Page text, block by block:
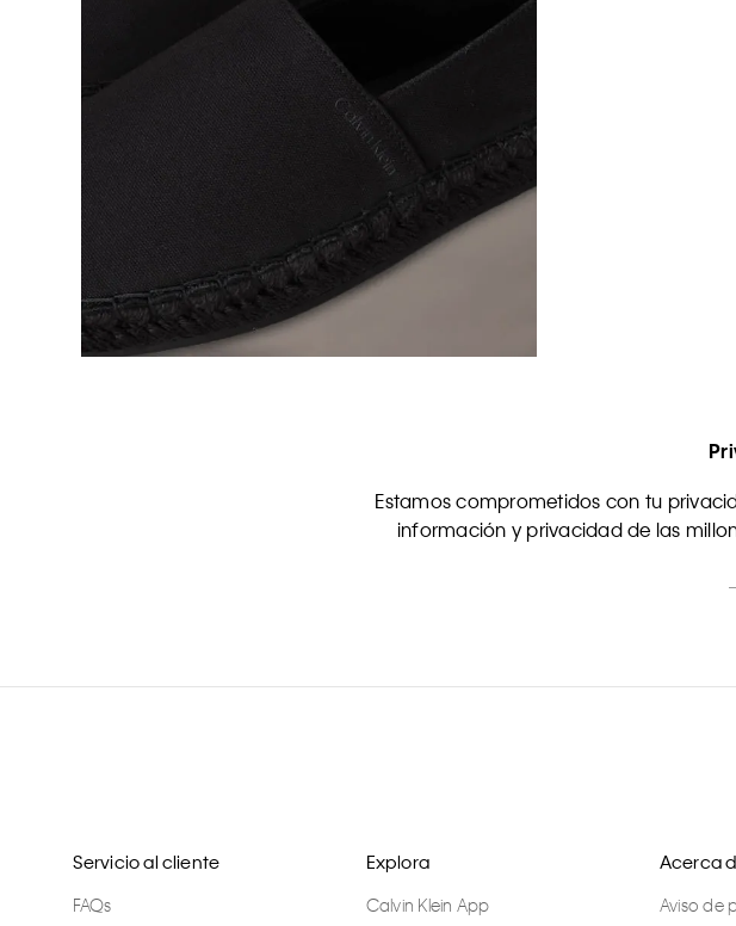
Estamos comprometidos con tu
información y privacidad de las
Servicio al cliente
FAQs
Explora
Calvin Klein App
Acerca
Aviso de